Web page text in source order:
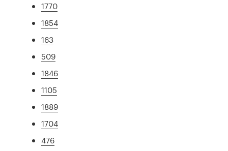
1770
1854
163
509
1846
1105
1889
1704
476